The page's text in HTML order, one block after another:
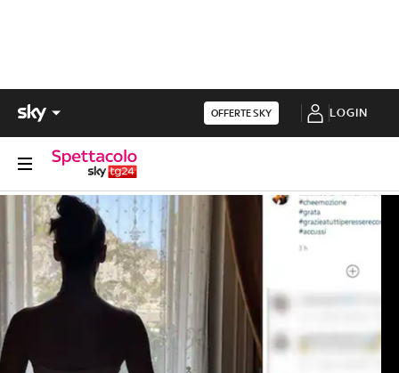
OFFERTE SKY LOGIN